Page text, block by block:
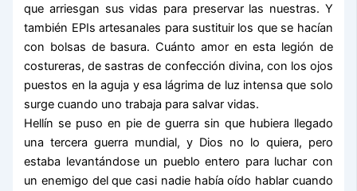
que arriesgan sus vidas para preservar las nuestras. Y
también EPIs artesanales para sustituir los que se hacían
con bolsas de basura. Cuánto amor en esta legión de
costureras, de sastras de confección divina, con los ojos
puestos en la aguja y esa lágrima de luz intensa que solo
surge cuando uno trabaja para salvar vidas.
Hellín se puso en pie de guerra sin que hubiera llegado
una tercera guerra mundial, y Dios no lo quiera, pero
estaba levantándose un pueblo entero para luchar con
un enemigo del que casi nadie había oído hablar cuando